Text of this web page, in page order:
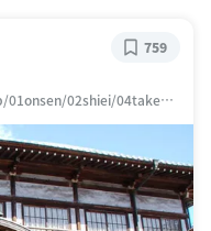
02shiei/04takega
759